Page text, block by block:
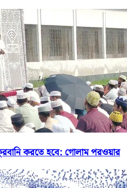
করতে হবে: গোলাম পরওয়ার